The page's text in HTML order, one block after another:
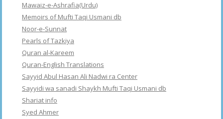
Mawaiz-e-Ashrafia(Urdu)
Memoirs of Mufti Taqi Usmani db
Noor-e-Sunnat
Pearls of Tazkiya
Quran al-Kareem
Quran-English Translations
Sayyid Abul Hasan Ali Nadwi ra Center
Sayyidi wa sanadi Shaykh Mufti Taqi Usmani db
Shariat info
Syed Ahmer